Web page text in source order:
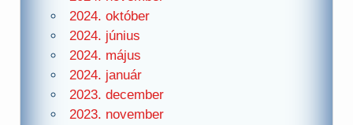
2024. október
2024. június
2024. május
2024. január
2023. december
2023. november